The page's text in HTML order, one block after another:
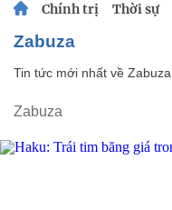
Chính trị Thời sự
Zabuza
Tin tức mới nhất về Zabuza
Zabuza